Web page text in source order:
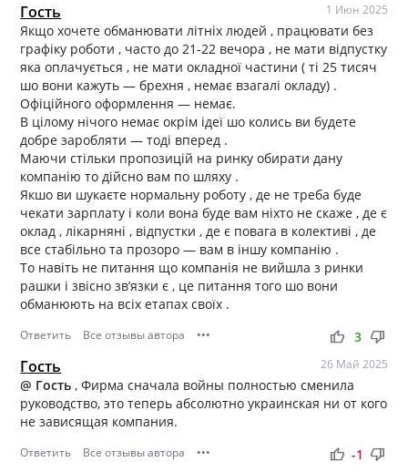
Гость 1 Июн 2025
Якщо хочете обманювати літніх людей , працювати без
графіку роботи , часто до 21-22 вечора , не мати відпустку
яка оплачується , не мати окладної частини ( ті 25 тисяч
шо вони кажуть — брехня , немає взагалі окладу) .
Офіційного оформлення — немає.
В цілому нічого немає окрім ідеї шо колись ви будете
добре заробляти — тоді вперед .
Маючи стільки пропозицій на ринку обирати дану
компанію то дійсно вам по шляху .
Якшо ви шукаєте нормальну роботу , де не треба буде
чекати зарплату і коли вона буде вам ніхто не скаже , де є
оклад , лікарняні , відпустки , де є повага в колективі , де
все стабільно та прозоро — вам в іншу компанію .
То навіть не питання що компанія не вийшла з ринки
рашки і звісно звʼязки є , це питання того шо вони
обманюють на всіх етапах своїх .
Ответить Все отзывы автора ••• thumb_up thumb_down
3
Гость 26 Май 2025
@ Гость, Фирма сначала войны полностью сменила
руководство, это теперь абсолютно украинская ни от кого
не зависящая компания.
Ответить Все отзывы автора ••• thumb_up thumb_down
-1